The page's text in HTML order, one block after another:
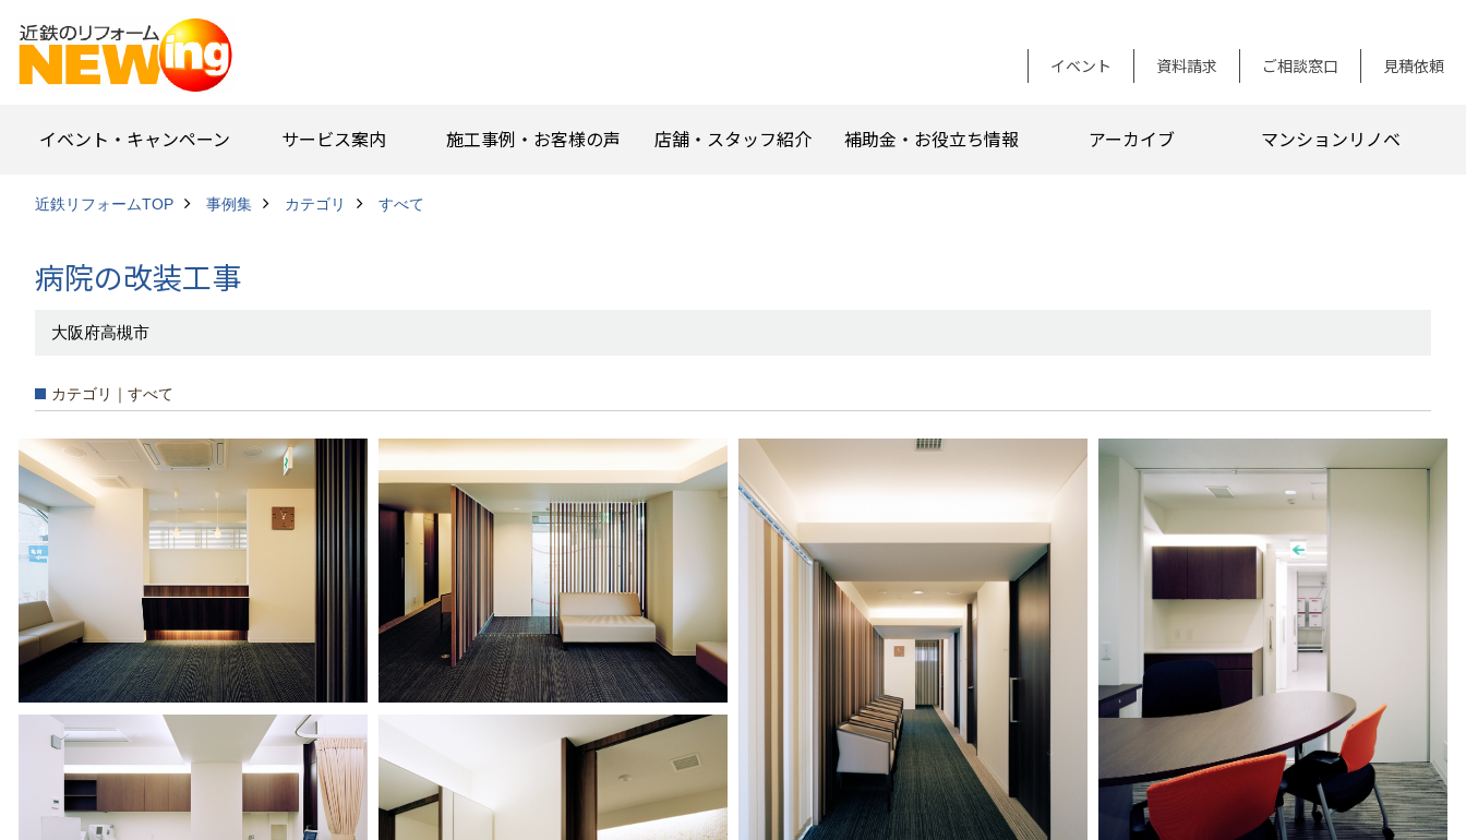
イベント 資料請求 ご相談窓口 見積依頼
イベント・キャンペーン サービス案内 施工事例・お客様の声 店舗・スタッフ紹介 補助金・お役立ち情報 アーカイブ マンションリノベ
近鉄リフォームTOP 事例集 カテゴリ すべて
病院の改装工事
大阪府高槻市
カテゴリ｜すべて